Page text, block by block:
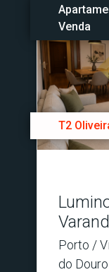
Venda
T2
Porto /
do Douro